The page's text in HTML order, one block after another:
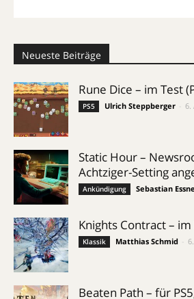
Neueste Beiträge
Rune Dice – im Test
PS5 Ulrich Steppberger 6.
Static Hour –
Achtziger-Setting
Ankündigung Sebastian
Knights Contract –
Klassik Matthias Schmid
Beaten Path – für